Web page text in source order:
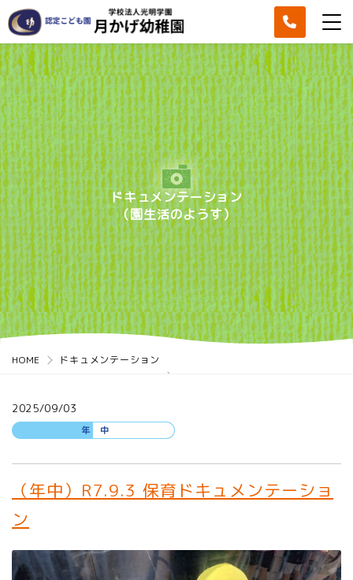
ドキュメンテーション
（園生活のようす）
HOME ドキュメンテーション
2025/09/03
年 中
（年中）R7.9.3 保育ドキュメンテーショ
ン